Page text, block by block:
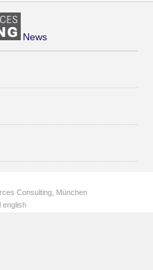
News
Consulting, München
l english